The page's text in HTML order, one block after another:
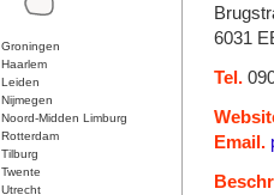
Groningen
Haarlem
Leiden
Nijmegen
Noord-Midden Limburg
Rotterdam
Tilburg
Twente
Utrecht
6031
Tel.
Email.